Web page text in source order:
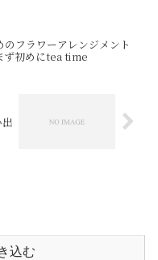
のフラワーアレンジメント
ず初めにtea time
込む